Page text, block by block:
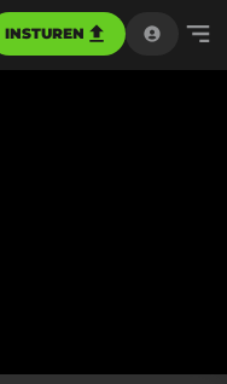
INSTUREN